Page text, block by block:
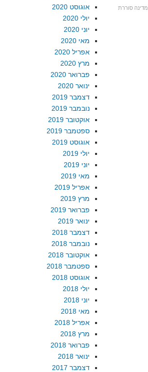
מדינה סוררת
אוגוסט 2020
יולי 2020
יוני 2020
מאי 2020
אפריל 2020
מרץ 2020
פברואר 2020
ינואר 2020
דצמבר 2019
נובמבר 2019
אוקטובר 2019
ספטמבר 2019
אוגוסט 2019
יולי 2019
יוני 2019
מאי 2019
אפריל 2019
מרץ 2019
פברואר 2019
ינואר 2019
דצמבר 2018
נובמבר 2018
אוקטובר 2018
ספטמבר 2018
אוגוסט 2018
יולי 2018
יוני 2018
מאי 2018
אפריל 2018
מרץ 2018
פברואר 2018
ינואר 2018
דצמבר 2017